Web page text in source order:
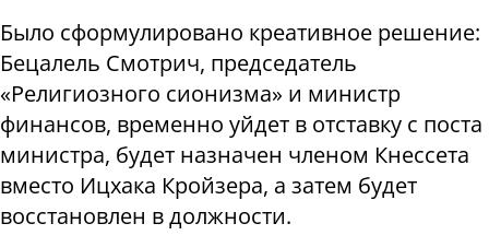
Было сформулировано креативное решение:
Бецалель Смотрич, председатель
«Религиозного сионизма» и министр
финансов, временно уйдет в отставку с поста
министра, будет назначен членом Кнессета
вместо Ицхака Кройзера, а затем будет
восстановлен в должности.